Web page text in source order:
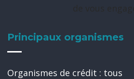
Principaux organismes
Organismes de crédit : tous